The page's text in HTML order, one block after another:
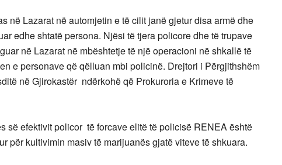
në Lazarat në automjetin e të cilit janë gjetur disa armë dhe
edhe shtatë persona. Njësi të tjera policore dhe të trupave
në Lazarat në mbështetje të një operacioni në shkallë të
e personave që qëlluan mbi policinë. Drejtori i Përgjithshëm
në Gjirokastër ndërkohë që Prokuroria e Krimeve të
së efektivit policor të forcave elitë të policisë RENEA është
për kultivimin masiv të marijuanës gjatë viteve të shkuara.